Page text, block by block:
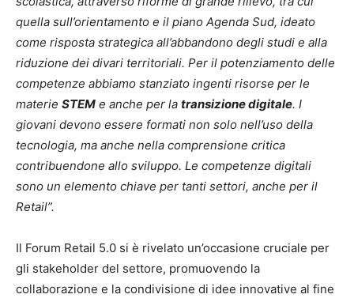
quella sull’orientamento e il piano Agenda Sud, ideato
come risposta strategica all’abbandono degli studi e alla
riduzione dei divari territoriali. Per il potenziamento delle
competenze abbiamo stanziato ingenti risorse per le
materie STEM e anche per la transizione digitale. I
giovani devono essere formati non solo nell’uso della
tecnologia, ma anche nella comprensione critica
contribuendone allo sviluppo. Le competenze digitali
sono un elemento chiave per tanti settori, anche per il
Retail”.
Il Forum Retail 5.0 si è rivelato un’occasione cruciale per
gli stakeholder del settore, promuovendo la
collaborazione e la condivisione di idee innovative al fine